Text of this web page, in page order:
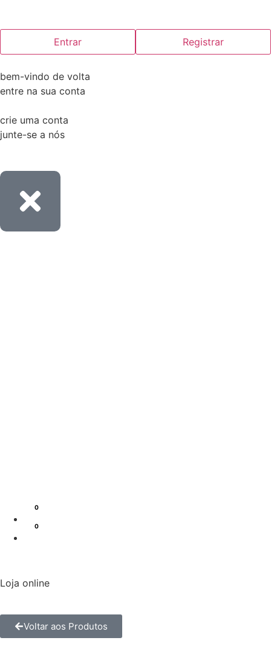
Entrar Registrar
bem-vindo de volta
entre na sua conta
crie uma conta
junte-se a nós
Loja online
Voltar aos Produtos